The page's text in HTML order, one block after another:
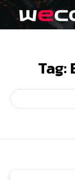
Tag: